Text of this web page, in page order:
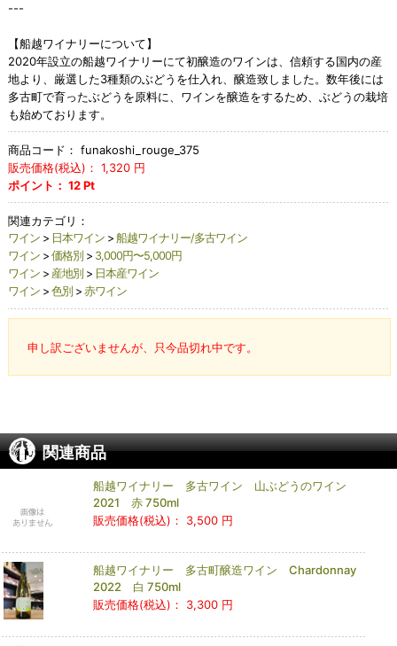
---
【船越ワイナリーについて】
2020年設立の船越ワイナリーにて初醸造のワインは、信頼する国内の産
地より、厳選した3種類のぶどうを仕入れ、醸造致しました。数年後には
多古町で育ったぶどうを原料に、ワインを醸造をするため、ぶどうの栽培
も始めております。
商品コード： funakoshi_rouge_375
販売価格(税込)： 1,320円
ポイント： 12Pt
関連カテゴリ：
ワイン> 日本ワイン> 船越ワイナリー/多古ワイン
ワイン> 価格別 > 3,000円〜5,000円
ワイン> 産地別 > 日本産ワイン
ワイン> 色別 > 赤ワイン
申し訳ございませんが、只今品切れ中です。
関連商品
船越ワイナリー 多古ワイン 山ぶどうのワイン
2021 赤 750ml
販売価格(税込)：
3,500 円
船越ワイナリー 多古町醸造ワイン Chardonnay
2022 白 750ml
販売価格(税込)：
3,300 円